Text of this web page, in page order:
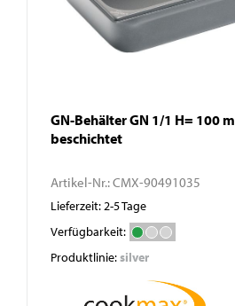
GN-Behälter GN 1/1 H= 100
beschichtet
Artikel-Nr.:CMX-90491035
Lieferzeit: 2-5 Tage
Verfügbarkeit:
Produktlinie:silver